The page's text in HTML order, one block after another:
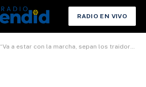
RADIO EN VIVO
“Va a estar con la marcha, sepan los traidores”: Loza dice que no darán la ubicación de Evo por seguridad